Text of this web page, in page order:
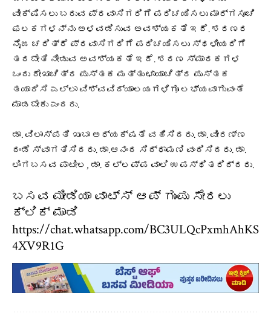
ವೀಕ್ಷಿಸಲು ಬರುವ ಪ್ರವಾಸಿಗರಿಗೆ ಪರಿಚಯಿಸಲು ಮಾರ್ಗಸೂಚಿ
ಫಲಕಗಳನ್ನು ಅಳವಡಿಸುವ ಅವಶ್ಯಕತೆ ಇದೆ. ಶರಣರ
ನೈಜ ಚರಿತ್ರೆ ಪ್ರವಾಸಿಗರಿಗೆ ಪರಿಚಯಿಸಲು ಸ್ಥಳೀಯರಿಗೆ
ತರಬೇತಿ ನೀಡುವ ಅವಶ್ಯಕತೆ ಇದೆ. ಶರಣ ಸ್ಮಾರಕಗಳ
ಒಂದು ರೇಖಾಚಿತ್ರ ಪುಸ್ತಕ ಮತ್ತು ಛಾಯಾಚಿತ್ರ ಪುಸ್ತಕ
ತಯಾರಿಸಿ ಎಲ್ಲಾ ವಿಶ್ವವಿದ್ಯಾಲಯಗಳಿಗೂ ಲಭ್ಯವಾಗುವಂತೆ
ಮಾಡಬೇಕು ಎಂದರು.
ಡಾ. ವಿಲಾಸ್ಪತಿ ಖುಬಾ ಅಧ್ಯಕ್ಷತೆ ವಹಿಸಿದರು. ಡಾ. ವೀರಣ್ಣ
ದಂಡೆ ಸ್ವಾಗತಿಸಿದರು. ಡಾ.ಆನಂದ ಸಿದ್ಧಾಮಣಿ ವಂದಿಸಿದರು. ಡಾ.
ಲಿಂಗಬಸವ ಪಾಟೀಲ, ಡಾ. ಕಲ್ಲಪ್ಪ ವಾಲಿ ಉಪಸ್ಥಿತರಿದ್ದರು.
ಬಸವ ಮೀಡಿಯಾ ವಾಟ್ಸ್ ಆಪ್ ಗುಂಪು ಸೇರಲು
ಕ್ಲಿಕ್ ಮಾಡಿ
https://chat.whatsapp.com/BC3ULQcPxmhAhKS
4XV9R1G